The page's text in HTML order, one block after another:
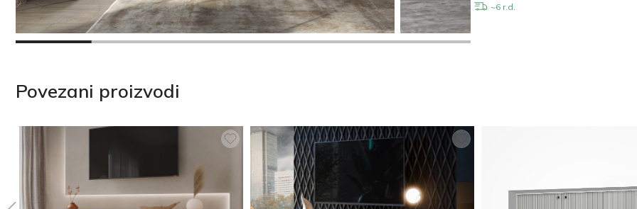
~6 r.d.
Povezani proizvodi